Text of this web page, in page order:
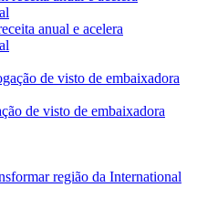
anual e acelera
de visto de embaixadora
região da International